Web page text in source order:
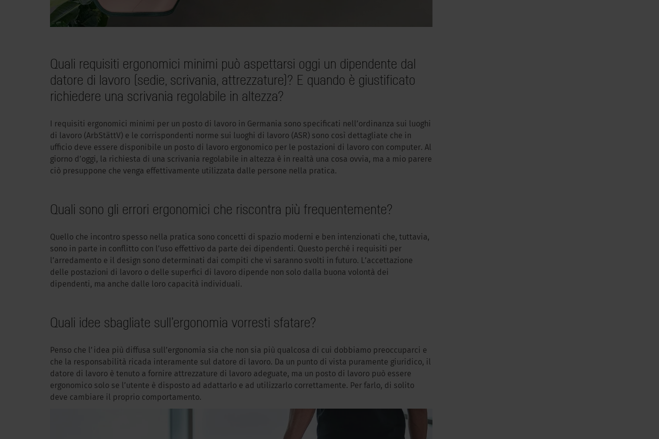
Quali requisiti ergonomici minimi può aspettarsi oggi un dipendente dal
datore di lavoro (sedie, scrivania, attrezzature)? E quando è giustificato
richiedere una scrivania regolabile in altezza?
I requisiti ergonomici minimi per un posto di lavoro in Germania sono specificati nell’ordinanza sui luoghi
di lavoro (ArbStättV) e le corrispondenti norme sui luoghi di lavoro (ASR) sono così dettagliate che in
ufficio deve essere disponibile un posto di lavoro ergonomico per le postazioni di lavoro con computer. Al
giorno d’oggi, la richiesta di una scrivania regolabile in altezza è in realtà una cosa ovvia, ma a mio parere
ciò presuppone che venga effettivamente utilizzata dalle persone nella pratica.
Quali sono gli errori ergonomici che riscontra più frequentemente?
Quello che incontro spesso nella pratica sono concetti di spazio moderni e ben intenzionati che, tuttavia,
sono in parte in conflitto con l’uso effettivo da parte dei dipendenti. Questo perché i requisiti per
l’arredamento e il design sono determinati dai compiti che vi saranno svolti in futuro. L’accettazione
delle postazioni di lavoro o delle superfici di lavoro dipende non solo dalla buona volontà dei
dipendenti, ma anche dalle loro capacità individuali.
Quali idee sbagliate sull’ergonomia vorresti sfatare?
Penso che l’idea più diffusa sull’ergonomia sia che non sia più qualcosa di cui dobbiamo preoccuparci e
che la responsabilità ricada interamente sul datore di lavoro. Da un punto di vista puramente giuridico, il
datore di lavoro è tenuto a fornire attrezzature di lavoro adeguate, ma un posto di lavoro può essere
ergonomico solo se l’utente è disposto ad adattarlo e ad utilizzarlo correttamente. Per farlo, di solito
deve cambiare il proprio comportamento.